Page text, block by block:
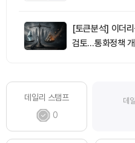
[토큰분석] 이더
검토…통화정책
데일리 스탬프
0
데